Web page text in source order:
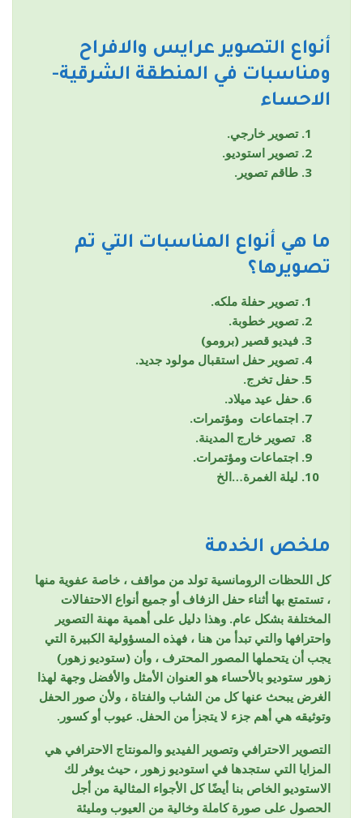
أنواع التصوير عرايس والافراح
ومناسبات في المنطقة الشرقية-
الاحساء
تصوير خارجي.
تصوير استوديو.
طاقم تصوير.
ما هي أنواع المناسبات التي تم
تصويرها؟
تصوير حفلة ملكه.
تصوير خطوبة.
فيديو قصير (برومو)
تصوير حفل استقبال مولود جديد.
حفل تخرج.
حفل عيد ميلاد.
اجتماعات ومؤتمرات.
تصوير خارج المدينة.
اجتماعات ومؤتمرات.
ليلة الغمرة…الخ
ملخص الخدمة
كل اللحظات الرومانسية تولد من مواقف ، خاصة عفوية منها
، تستمتع بها أثناء حفل الزفاف أو جميع أنواع الاحتفالات
المختلفة بشكل عام. وهذا دليل على أهمية مهنة التصوير
واحترافها والتي تبدأ من هنا ، فهذه المسؤولية الكبيرة التي
يجب أن يتحملها المصور المحترف ، وأن (ستوديو زهور)
زهور ستوديو بالأحساء هو العنوان الأمثل والأفضل وجهة لهذا
الغرض يبحث عنها كل من الشاب والفتاة ، ولأن صور الحفل
وتوثيقه هي أهم جزء لا يتجزأ من الحفل. عيوب أو كسور.
التصوير الاحترافي وتصوير الفيديو والمونتاج الاحترافي هي
المزايا التي ستجدها في استوديو زهور ، حيث يوفر لك
الاستوديو الخاص بنا أيضًا كل الأجواء المثالية من أجل
الحصول على صورة كاملة وخالية من العيوب ومليئة